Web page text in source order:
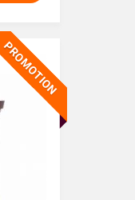
PROMOTION